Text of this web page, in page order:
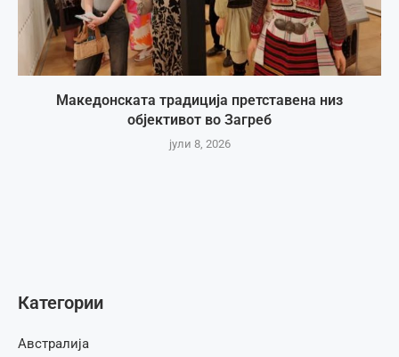
Македонската традиција претставена низ
објективот во Загреб
јули 8, 2026
Категории
Австралија